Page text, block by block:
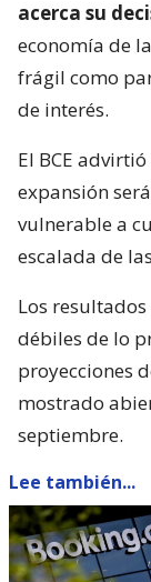
acerca su
economía de
frágil como
de interés.
El BCE
expansión
vulnerable a
escalada de
Los
débiles de lo
proyecciones
mostrado
septiembre.
Lee también...